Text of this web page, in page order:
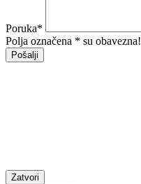
Poruka*
Polja označena * su obavezna!
Pošalji
Zatvori